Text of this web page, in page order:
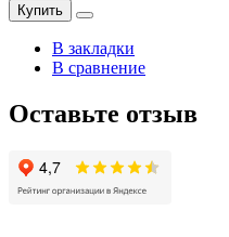
Купить
В закладки
В сравнение
Оставьте отзыв